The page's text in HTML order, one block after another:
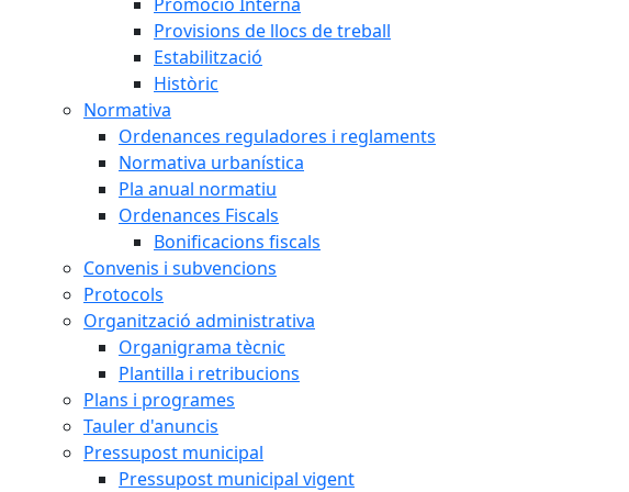
Provisions de llocs de treball
Estabilització
Històric
Normativa
Ordenances reguladores i reglaments
Normativa urbanística
Pla anual normatiu
Ordenances Fiscals
Bonificacions fiscals
Convenis i subvencions
Protocols
Organització administrativa
Organigrama tècnic
Plantilla i retribucions
Plans i programes
Tauler d'anuncis
Pressupost municipal
Pressupost municipal vigent